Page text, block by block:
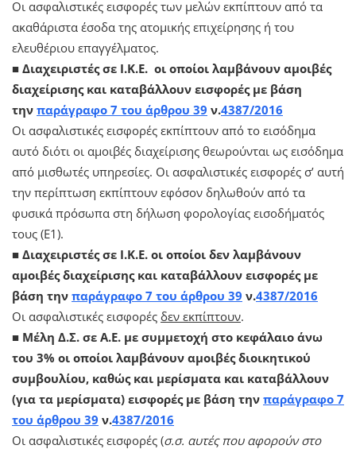
Οι ασφαλιστικές εισφορές των μελών εκπίπτουν από τα
ακαθάριστα έσοδα της ατομικής επιχείρησης ή του
ελευθέριου επαγγέλματος.
■ Διαχειριστές σε Ι.Κ.Ε. οι οποίοι λαμβάνουν αμοιβές
διαχείρισης και καταβάλλουν εισφορές με βάση
την παράγραφο 7 του άρθρου 39 ν.4387/2016
Οι ασφαλιστικές εισφορές εκπίπτουν από το εισόδημα
αυτό διότι οι αμοιβές διαχείρισης θεωρούνται ως εισόδημα
από μισθωτές υπηρεσίες. Οι ασφαλιστικές εισφορές σ’ αυτή
την περίπτωση εκπίπτουν εφόσον δηλωθούν από τα
φυσικά πρόσωπα στη δήλωση φορολογίας εισοδήματός
τους (Ε1).
■ Διαχειριστές σε Ι.Κ.Ε. οι οποίοι δεν λαμβάνουν
αμοιβές διαχείρισης και καταβάλλουν εισφορές με
βάση την παράγραφο 7 του άρθρου 39 ν.4387/2016
Οι ασφαλιστικές εισφορές δεν εκπίπτουν.
■ Μέλη Δ.Σ. σε Α.Ε. με συμμετοχή στο κεφάλαιο άνω
του 3% οι οποίοι λαμβάνουν αμοιβές διοικητικού
συμβουλίου, καθώς και μερίσματα και καταβάλλουν
(για τα μερίσματα) εισφορές με βάση την παράγραφο 7
του άρθρου 39 ν.4387/2016
Οι ασφαλιστικές εισφορές (σ.σ. αυτές που αφορούν στο